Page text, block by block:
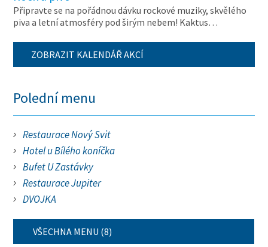
Připravte se na pořádnou dávku rockové muziky, skvělého
piva a letní atmosféry pod širým nebem! Kaktus…
ZOBRAZIT KALENDÁŘ AKCÍ
Polední menu
Restaurace Nový Svit
Hotel u Bílého koníčka
Bufet U Zastávky
Restaurace Jupiter
DVOJKA
VŠECHNA MENU (8)